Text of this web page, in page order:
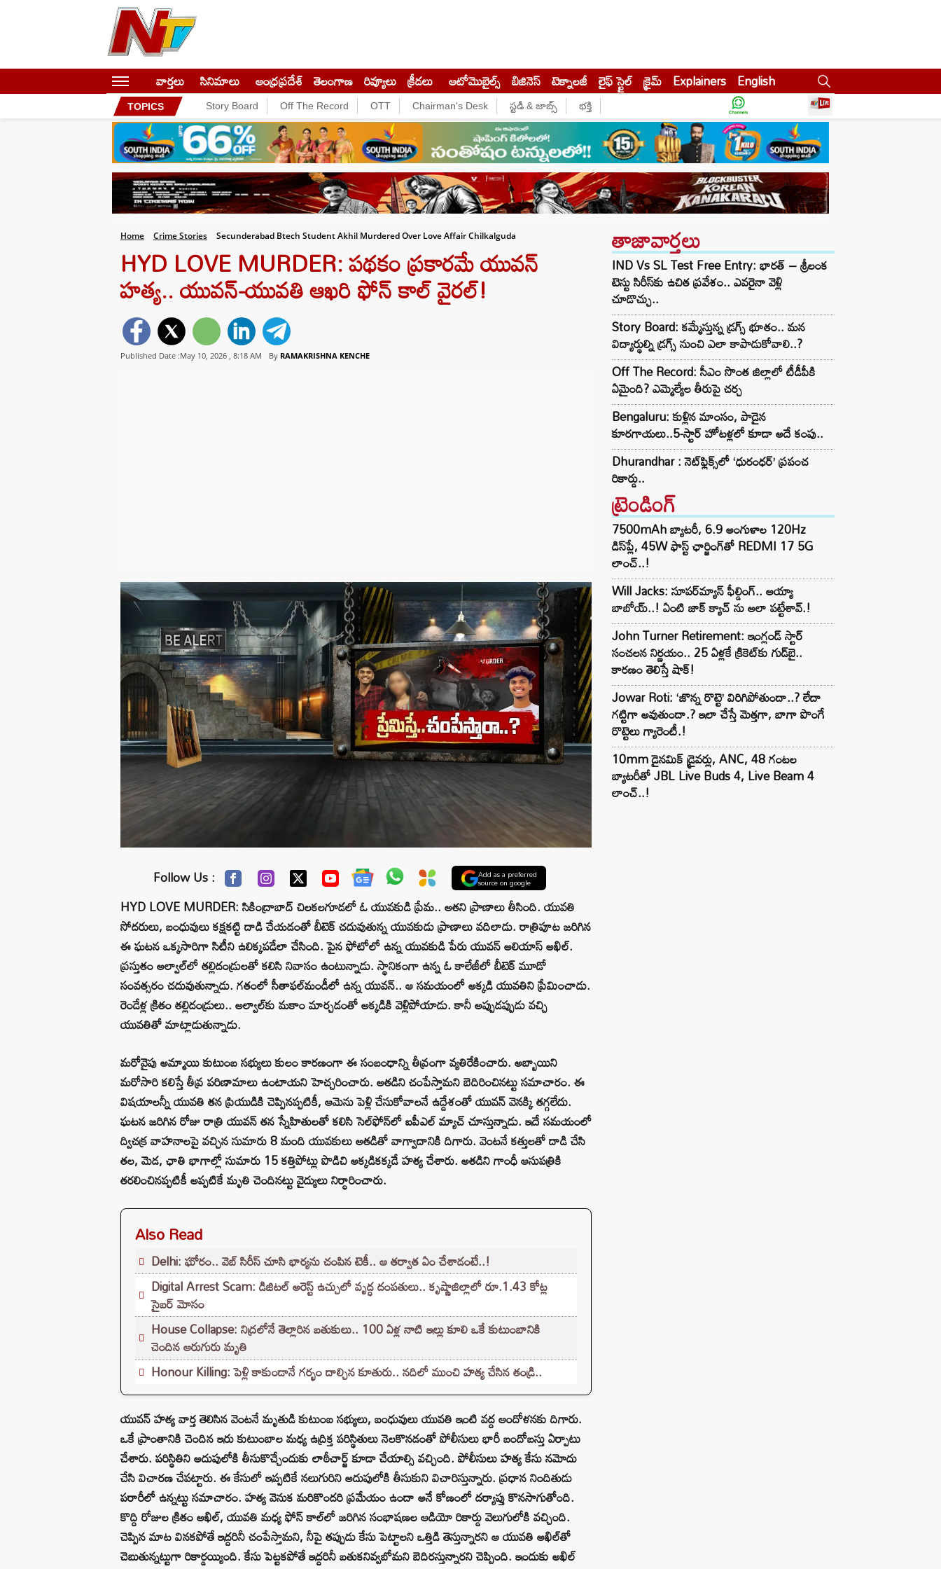
వార్తలు సినిమాలు ఆంధ్రప్రదేశ్ తెలంగాణ రివ్యూలు క్రీడలు ఆటోమొబైల్స్ బిజినెస్‌ టెక్నాలజీ లైఫ్ స్టైల్ క్రైమ్ Explainers English
TOPICS Story Board Off The Record OTT Chairman's Desk స్టడీ & జాబ్స్ భక్తి
Home Crime Stories Secunderabad Btech Student Akhil Murdered Over Love Affair Chilkalguda
HYD LOVE MURDER: పథకం ప్రకారమే యువన్
హత్య.. యువన్-యువతి ఆఖరి ఫోన్ కాల్ వైరల్!
Published Date :May 10, 2026 , 8:18 AM By RAMAKRISHNA KENCHE
Follow Us : Add as a preferred
source on google
HYD LOVE MURDER: సికింద్రాబాద్ చిలకలగూడలో ఓ యువకుడి ప్రేమ.. అతని ప్రాణాలు తీసింది. యువతి
సోదరులు, బంధువులు కక్షకట్టి దాడి చేయడంతో బీటెక్ చదువుతున్న యువకుడు ప్రాణాలు వదిలాడు. రాత్రిపూట జరిగిన
ఈ ఘటన ఒక్కసారిగా సిటీని ఉలిక్కపడేలా చేసింది. పైన ఫోటోలో ఉన్న యువకుడి పేరు యువన్ అలియాస్ అఖిల్.
ప్రస్తుతం అల్వాల్‌లో తల్లిదండ్రులతో కలిసి నివాసం ఉంటున్నాడు. స్థానికంగా ఉన్న ఓ కాలేజీలో బీటెక్ మూడో
సంవత్సరం చదువుతున్నాడు. గతంలో సీతాఫల్‌మండీలో ఉన్న యువన్.. ఆ సమయంలో అక్కడి యువతిని ప్రేమించాడు.
రెండేళ్ల క్రితం తల్లిదండ్రులు.. అల్వాల్‌కు మకాం మార్చడంతో అక్కడికి వెళ్లిపోయాడు. కానీ అప్పుడప్పుడు వచ్చి
యువతితో మాట్లాడుతున్నాడు.
మరోవైపు అమ్మాయి కుటుంబ సభ్యులు కులం కారణంగా ఈ సంబంధాన్ని తీవ్రంగా వ్యతిరేకించారు. అబ్బాయిని
మరోసారి కలిస్తే తీవ్ర పరిణామాలు ఉంటాయని హెచ్చరించారు. అతడిని చంపేస్తామని బెదిరించినట్టు సమాచారం. ఈ
విషయాలన్నీ యువతి తన ప్రియుడికి చెప్పినప్పటికీ, ఆమెను పెళ్లి చేసుకోవాలనే ఉద్దేశంతో యువన్ వెనక్కి తగ్గలేదు.
ఘటన జరిగిన రోజు రాత్రి యువన్ తన స్నేహితులతో కలిసి సెల్‌ఫోన్‌లో ఐపీఎల్ మ్యాచ్ చూస్తున్నాడు. ఇదే సమయంలో
ద్విచక్ర వాహనాలపై వచ్చిన సుమారు 8 మంది యువకులు అతడితో వాగ్వాదానికి దిగారు. వెంటనే కత్తులతో దాడి చేసి
తల, మెడ, ఛాతి భాగాల్లో సుమారు 15 కత్తిపోట్లు పొడిచి అక్కడికక్కడే హత్య చేశారు. అతడిని గాంధీ ఆసుపత్రికి
తరలించినప్పటికీ అప్పటికే మృతి చెందినట్టు వైద్యులు నిర్ధారించారు.
Also Read
Delhi: ఘోరం.. వెబ్ సిరీస్ చూసి భార్యను చంపిన టెకీ.. ఆ తర్వాత ఏం చేశాడంటే..!
Digital Arrest Scam: డిజిటల్ అరెస్ట్ ఉచ్చులో వృద్ధ దంపతులు.. కృష్ణాజిల్లాలో రూ.1.43 కోట్ల
సైబర్ మోసం
House Collapse: నిద్రలోనే తెల్లారిన బతుకులు.. 100 ఏళ్ల నాటి ఇల్లు కూలి ఒకే కుటుంబానికి
చెందిన ఆరుగురు మృతి
Honour Killing: పెళ్లి కాకుండానే గర్భం దాల్చిన కూతురు.. నదిలో ముంచి హత్య చేసిన తండ్రి..
యువన్ హత్య వార్త తెలిసిన వెంటనే మృతుడి కుటుంబ సభ్యులు, బంధువులు యువతి ఇంటి వద్ద ఆందోళనకు దిగారు.
ఒకే ప్రాంతానికి చెందిన ఇరు కుటుంబాల మధ్య ఉద్రిక్త పరిస్థితులు నెలకొనడంతో పోలీసులు భారీ బందోబస్తు ఏర్పాటు
చేశారు. పరిస్థితిని అదుపులోకి తీసుకొచ్చేందుకు లాఠీచార్జ్ కూడా చేయాల్సి వచ్చింది. పోలీసులు హత్య కేసు నమోదు
చేసి విచారణ చేపట్టారు. ఈ కేసులో ఇప్పటికే నలుగురిని అదుపులోకి తీసుకుని విచారిస్తున్నారు. ప్రధాన నిందితుడు
పరారీలో ఉన్నట్టు సమాచారం. హత్య వెనుక మరికొందరి ప్రమేయం ఉందా అనే కోణంలో దర్యాప్తు కొనసాగుతోంది.
కొద్ది రోజుల క్రితం అఖిల్‌, యువతి మధ్య ఫోన్‌ కాల్‌లో జరిగిన సంభాషణల ఆడియో రికార్డు వెలుగులోకి వచ్చింది.
చెప్పిన మాట వినకపోతే ఇద్దరినీ చంపేస్తామని, నీపై తప్పుడు కేసు పెట్టాలని ఒత్తిడి తెస్తున్నారని ఆ యువతి అఖిల్‌తో
చెబుతున్నట్టుగా రికార్డయ్యింది. కేసు పెట్టకపోతే ఇద్దరినీ బతుకనివ్వబోమని బెదిరస్తున్నారని చెప్పింది. ఇందుకు అఖిల్‌
తాజావార్తలు
IND Vs SL Test Free Entry: భారత్ – శ్రీలంక
టెస్టు సిరీస్‌కు ఉచిత ప్రవేశం.. ఎవరైనా వెళ్లి
చూడొచ్చు..
Story Board: కమ్మేస్తున్న డ్రగ్స్ భూతం.. మన
విద్యార్థుల్ని డ్రగ్స్ నుంచి ఎలా కాపాడుకోవాలి..?
Off The Record: సీఎం సొంత జిల్లాలో టీడీపీకి
ఏమైంది? ఎమ్మెల్యేల తీరుపై చర్చ
Bengaluru: కుళ్లిన మాంసం, పాడైన
కూరగాయలు..5-స్టార్ హోటళ్లలో కూడా అదే కంపు..
Dhurandhar : నెట్‌ఫ్లిక్స్‌లో ‘ధురంధర్’ ప్రపంచ
రికార్డు..
ట్రెండింగ్‌
7500mAh బ్యాటరీ, 6.9 అంగుళాల 120Hz
డిస్‌ప్లే, 45W ఫాస్ట్ ఛార్జింగ్‌తో REDMI 17 5G
లాంచ్..!
Will Jacks: సూపర్‌మ్యాన్ ఫీల్డింగ్.. అయ్యా
బాబోయ్..! ఏంటి జాక్ క్యాచ్ ను అలా పట్టేశావ్.!
John Turner Retirement: ఇంగ్లండ్ స్టార్
సంచలన నిర్ణయం.. 25 ఏళ్లకే క్రికెట్‌కు గుడ్‌బై..
కారణం తెలిస్తే షాక్!
Jowar Roti: ‘జొన్న రొట్టె’ విరిగిపోతుందా..? లేదా
గట్టిగా అవుతుందా.? ఇలా చేస్తే మెత్తగా, బాగా పొంగే
రొట్టెలు గ్యారెంటీ.!
10mm డైనమిక్ డ్రైవర్లు, ANC, 48 గంటల
బ్యాటరీతో JBL Live Buds 4, Live Beam 4
లాంచ్..!